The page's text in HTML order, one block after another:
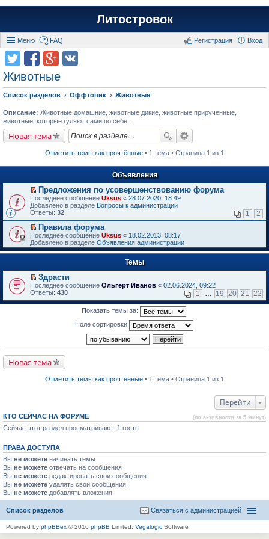
Литостровок
Меню FAQ Вход
Регистрация
Животные
Список разделов Оффтопик Животные
Описание: Животные домашние, животные дикие, животные прирученные,
животные, которые гуляют сами по себе...
Новая тема
Отметить темы как прочтённые • 1 тема • Страница 1 из 1
Объявления
П
е
р
й
т
и
к
п
в
о
м
у
н
т
а
н
о
о
б
н
ю
Предложения по усовершенствованию форума
Последнее сообщение Uksus « 28.07.2020, 18:49
Добавлено в разделе Вопросы к администрации
Ответы: 32 1 2
П
е
р
е
т
и
к
п
р
п
р
о
н
о
м
о
о
щ
е
н
и
ю
Правила форума
Последнее сообщение Uksus « 18.02.2013, 08:17
Добавлено в разделе Объявления администрации
Темы
П
е
е
р
в
о
р
о
ч
а
н
н
о
м
у
с
о
б
щ
е
Здрасти
Последнее сообщение Ольгерт Иванов « 02.06.2024, 09:22
Ответы: 430 1 19 20 21 22
Показать темы за:
Поле сортировки
Новая тема
Отметить темы как прочтённые • 1 тема • Страница 1 из 1
Перейти
КТО СЕЙЧАС НА ФОРУМЕ (по активности за 5 минут)
Сейчас этот раздел просматривают: 1 гость
ПРАВА ДОСТУПА
Вы не можете начинать темы
Вы не можете отвечать на сообщения
Вы не можете редактировать свои сообщения
Вы не можете удалять свои сообщения
Вы не можете добавлять вложения
Список разделов Связаться с администрацией
Powered by phpBBex © 2016 phpBB Limited, Vegalogic Software